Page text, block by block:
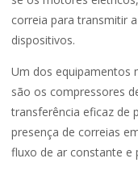
correia para transmitir
dispositivos.
Um dos equipamentos
são os compressores
transferência eficaz de
presença de correias
fluxo de ar constante e